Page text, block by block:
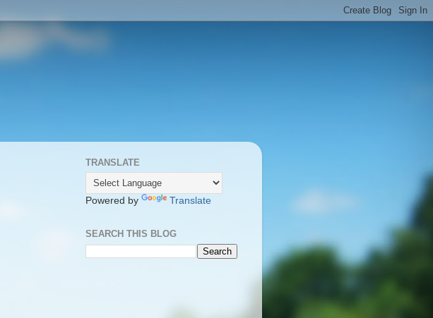
TRANSLATE
Powered by Translate
SEARCH THIS BLOG